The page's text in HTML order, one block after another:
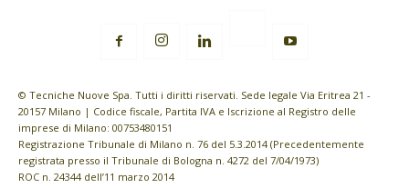
© Tecniche Nuove Spa. Tutti i diritti riservati. Sede legale Via Eritrea 21 -
20157 Milano | Codice fiscale, Partita IVA e Iscrizione al Registro delle
imprese di Milano: 00753480151
Registrazione Tribunale di Milano n. 76 del 5.3.2014 (Precedentemente
registrata presso il Tribunale di Bologna n. 4272 del 7/04/1973)
ROC n. 24344 dell’11 marzo 2014